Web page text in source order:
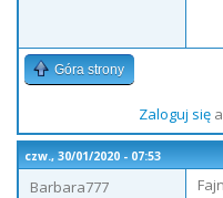
Góra strony
Zaloguj się
czw., 30/01/2020 - 07:53
Barbara777